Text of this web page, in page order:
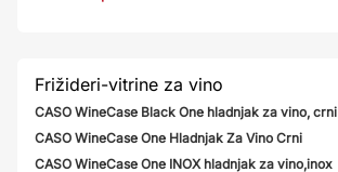
Frižideri-vitrine za vino
CASO WineCase Black One hladnjak za vino, crni
CASO WineCase One Hladnjak Za Vino Crni
CASO WineCase One INOX hladnjak za vino,inox